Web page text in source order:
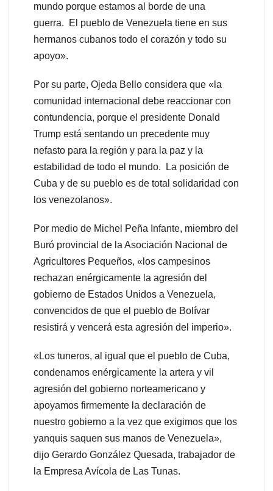
mundo porque estamos al borde de una
guerra. El pueblo de Venezuela tiene en sus
hermanos cubanos todo el corazón y todo su
apoyo».
Por su parte, Ojeda Bello considera que «la
comunidad internacional debe reaccionar con
contundencia, porque el presidente Donald
Trump está sentando un precedente muy
nefasto para la región y para la paz y la
estabilidad de todo el mundo. La posición de
Cuba y de su pueblo es de total solidaridad con
los venezolanos».
Por medio de Michel Peña Infante, miembro del
Buró provincial de la Asociación Nacional de
Agricultores Pequeños, «los campesinos
rechazan enérgicamente la agresión del
gobierno de Estados Unidos a Venezuela,
convencidos de que el pueblo de Bolívar
resistirá y vencerá esta agresión del imperio».
«Los tuneros, al igual que el pueblo de Cuba,
condenamos enérgicamente la artera y vil
agresión del gobierno norteamericano y
apoyamos firmemente la declaración de
nuestro gobierno a la vez que exigimos que los
yanquis saquen sus manos de Venezuela»,
dijo Gerardo González Quesada, trabajador de
la Empresa Avícola de Las Tunas.